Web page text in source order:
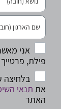
אני
פילת,
בלחיצה
את תנאי
האתר